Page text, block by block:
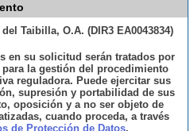
Taibilla, O.A. (DIR3 EA0043834)
en su solicitud serán tratados por
la gestión del procedimiento
reguladora. Puede ejercitar sus
supresión y portabilidad de sus
oposición y a no ser objeto de
cuando proceda, a través
de Protección de Datos.